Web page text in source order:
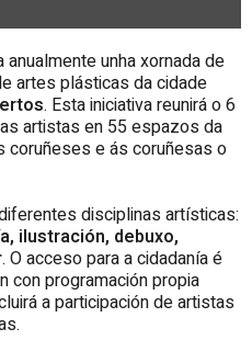
unha xornada de
artes plásticas da cidade
. Esta iniciativa reunirá o 6
artistas en 55 espazos da
coruñeses e ás coruñesas o
disciplinas artísticas:
ilustración, debuxo,
. O acceso para a cidadanía é
con programación propia
a participación de artistas